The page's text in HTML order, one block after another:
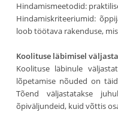
Hindamismeetodid:
Hindamiskriteeriumid:
loob töötava rakenduse,
Koolituse läbimisel
Koolituse läbinule
lõpetamise nõuded on
Tõend väljastatakse
õpiväljundeid, kuid võttis